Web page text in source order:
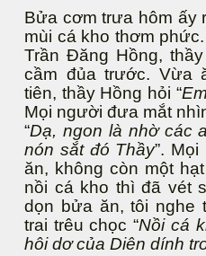
Bửa cơm trưa hôm ấy
mùi cá kho thơm
Trần Đăng Hồng,
cầm đủa trước. Vừa
tiên, thầy Hồng hỏi “
Mọi người đưa mắt
“Dạ, ngon là nhờ các
nón sắt đó Thầy”.
ăn, không còn một
nồi cá kho thì đã vét
dọn bửa ăn, tôi nghe
trai trêu chọc “Nồi cá
hôi dơ của Diên dính